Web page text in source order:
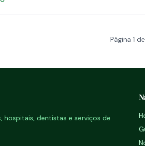
Página 1
hospitais, dentistas e serviços de